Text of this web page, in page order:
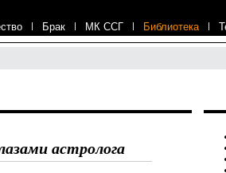
| Брак | МК ССГ | Библиотека |
астролога